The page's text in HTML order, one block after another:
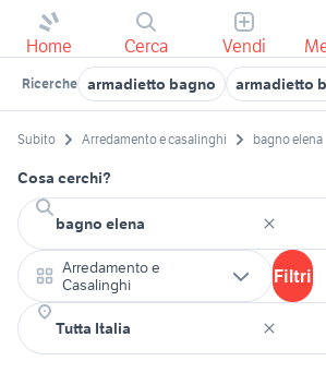
Home Cerca Vendi
Ricerche armadietto bagno armadietto
Subito Arredamento e casalinghi bagno elena
Cosa cerchi?
Arredamento e
Casalinghi
Filtri